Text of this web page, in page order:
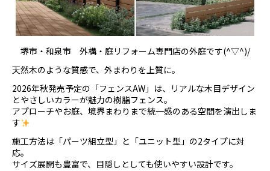
堺市・和泉市 外構・庭リフォーム専門店の外庭です(^▽^)/
天然木のような質感で、外まわりを上質に。
2026年秋発売予定の「フェンスAW」は、リアルな木目デザイン
とやさしいカラーが魅力の樹脂フェンス。
アプローチやお庭、境界まわりまで統一感のある空間を演出しま
す
施工方法は「パーツ組立型」と「ユニット型」の2タイプに対
応。
サイズ展開も豊富で、目隠しとしても使いやすい設計です。